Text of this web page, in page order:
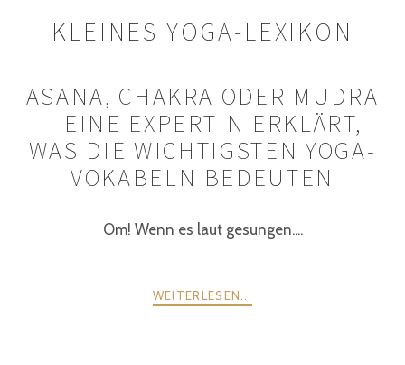
KLEINES YOGA-LEXIKON
ASANA, CHAKRA ODER MUDRA
– EINE EXPERTIN ERKLÄRT,
WAS DIE WICHTIGSTEN YOGA-
VOKABELN BEDEUTEN
Om! Wenn es laut gesungen....
WEITERLESEN...